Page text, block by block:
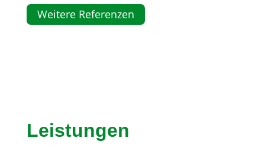
Weitere Referenzen
Leistungen